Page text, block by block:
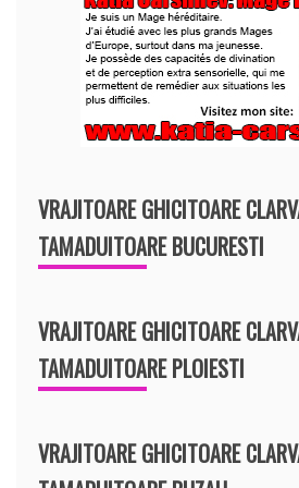
VRAJITOARE GHICITOARE
TAMADUITOARE BUCURESTI
VRAJITOARE GHICITOARE
TAMADUITOARE PLOIESTI
VRAJITOARE GHICITOARE